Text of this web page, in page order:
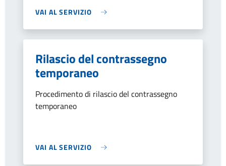
VAI AL SERVIZIO
Rilascio del contrassegno
temporaneo
Procedimento di rilascio del contrassegno
temporaneo
VAI AL SERVIZIO